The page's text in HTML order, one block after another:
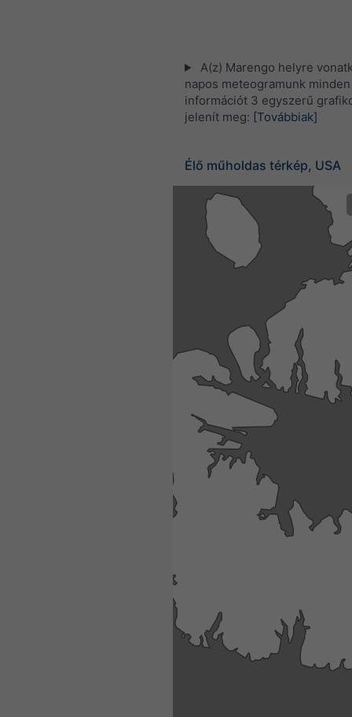
A(z) Marengo helyre
napos meteogramunk
információt 3 egyszerű
jelenít meg: [Továbbiak]
Élő műholdas térkép, USA